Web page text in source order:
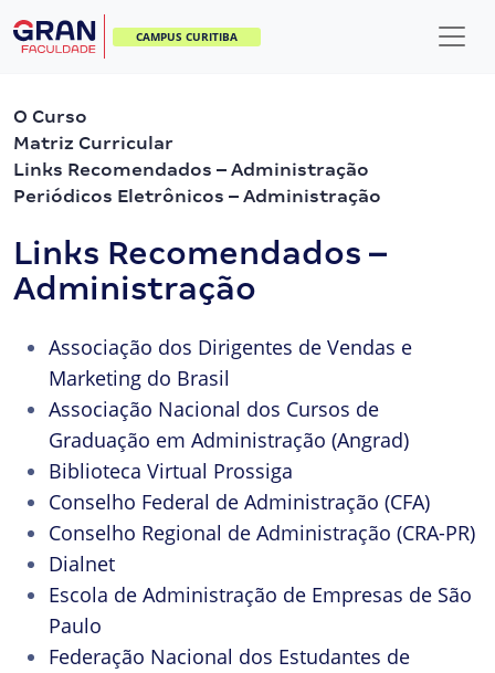
CAMPUS CURITIBA
O Curso
Matriz Curricular
Links Recomendados – Administração
Periódicos Eletrônicos – Administração
Links Recomendados –
Administração
Associação dos Dirigentes de Vendas e
Marketing do Brasil
Associação Nacional dos Cursos de
Graduação em Administração (Angrad)
Biblioteca Virtual Prossiga
Conselho Federal de Administração (CFA)
Conselho Regional de Administração (CRA-PR)
Dialnet
Escola de Administração de Empresas de São
Paulo
Federação Nacional dos Estudantes de